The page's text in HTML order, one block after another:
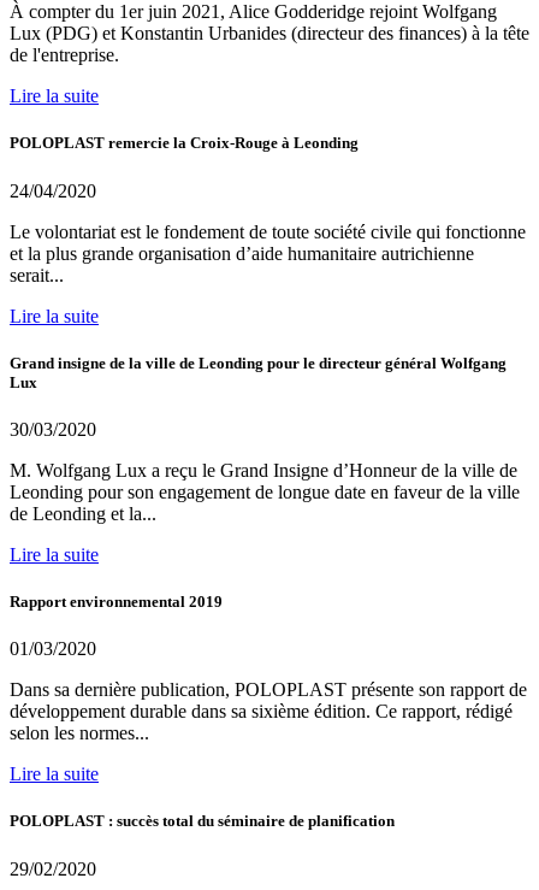
À compter du 1er juin 2021, Alice Godderidge rejoint Wolfgang
Lux (PDG) et Konstantin Urbanides (directeur des finances) à la tête
de l'entreprise.
Lire la suite
POLOPLAST remercie la Croix-Rouge à Leonding
24/04/2020
Le volontariat est le fondement de toute société civile qui fonctionne
et la plus grande organisation d’aide humanitaire autrichienne
serait...
Lire la suite
Grand insigne de la ville de Leonding pour le directeur général Wolfgang
Lux
30/03/2020
M. Wolfgang Lux a reçu le Grand Insigne d’Honneur de la ville de
Leonding pour son engagement de longue date en faveur de la ville
de Leonding et la...
Lire la suite
Rapport environnemental 2019
01/03/2020
Dans sa dernière publication, POLOPLAST présente son rapport de
développement durable dans sa sixième édition. Ce rapport, rédigé
selon les normes...
Lire la suite
POLOPLAST : succès total du séminaire de planification
29/02/2020